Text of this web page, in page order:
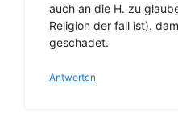
auch an die H. zu
Religion der fall ist).
geschadet.
Antworten